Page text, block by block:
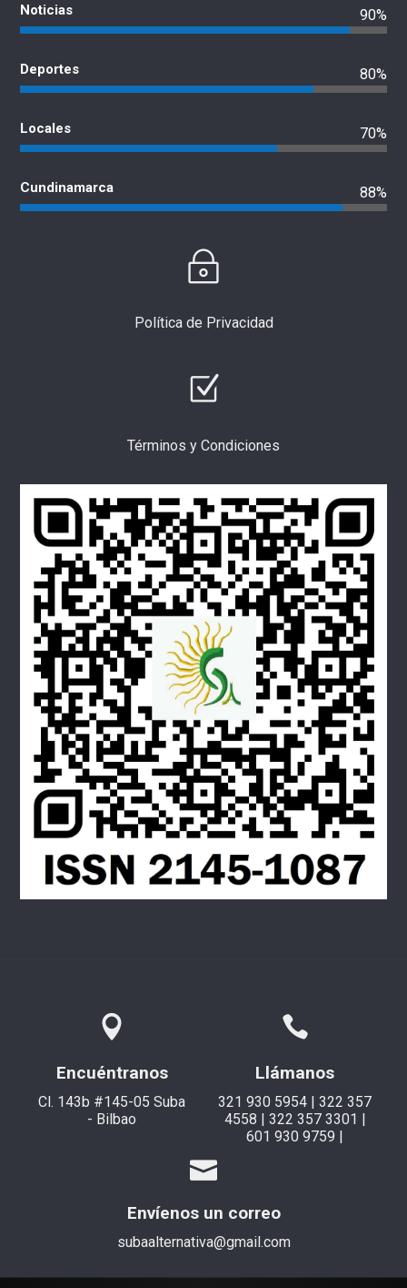
Noticias 90%
Deportes 80%
Locales 70%
Cundinamarca 88%
Política de Privacidad
Términos y Condiciones
Encuéntranos
Cl. 143b #145-05 Suba
- Bilbao
Llámanos
321 930 5954 | 322 357
4558 | 322 357 3301 |
601 930 9759 |
Envíenos un correo
subaalternativa@gmail.com